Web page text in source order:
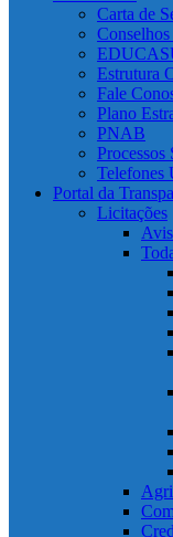
Carta de
Estrutura
Fale
Plano
PNAB
Processos
Telefones
Portal da
Licitações